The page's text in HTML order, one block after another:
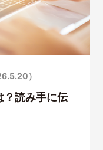
）
？読み手に伝